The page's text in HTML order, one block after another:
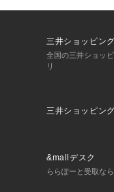
三井ショッピン
全国の三井ショッ
リ
三井ショッピン
&mallデスク
ららぽーと受取な